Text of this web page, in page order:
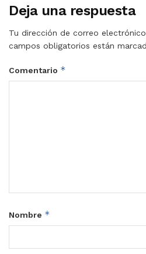
Deja una respuesta
Tu dirección de correo
campos obligatorios están
Comentario *
Nombre *